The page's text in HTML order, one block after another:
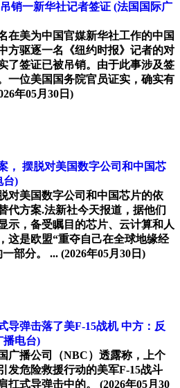
销一新华社记者签证 (法国国际广
在美为中国官媒新华社工作的中国
方驱逐一名《纽约时报》记者的对
了签证已被吊销。由于此事涉及签
一位美国国务院官员证实，确实有
年05月30日)
， 摆脱对美国数字公司和中国芯
台)
对美国数字公司和中国芯片的依
代方案.法新社今天报道，据他们
示，备受瞩目的芯片、云计算和人
这是欧盟“重夺自己在全球地缘经
部分。 ... (2026年05月30日)
导弹击落了美F-15战机 中方：反
播电台)
广播公司（NBC）透露称，上个
发危险救援行动的美军F-15战斗
扛式导弹击中的。 (2026年05月30